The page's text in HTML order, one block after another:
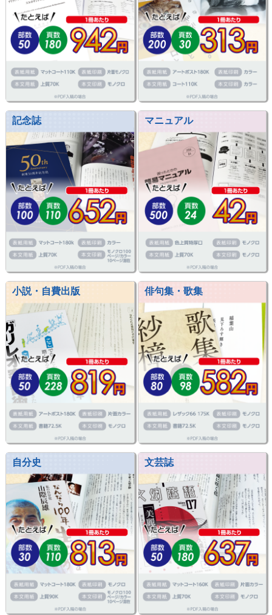
記念誌 マニュアル
小説・自費出版 俳句集・歌集
自分史 文芸誌